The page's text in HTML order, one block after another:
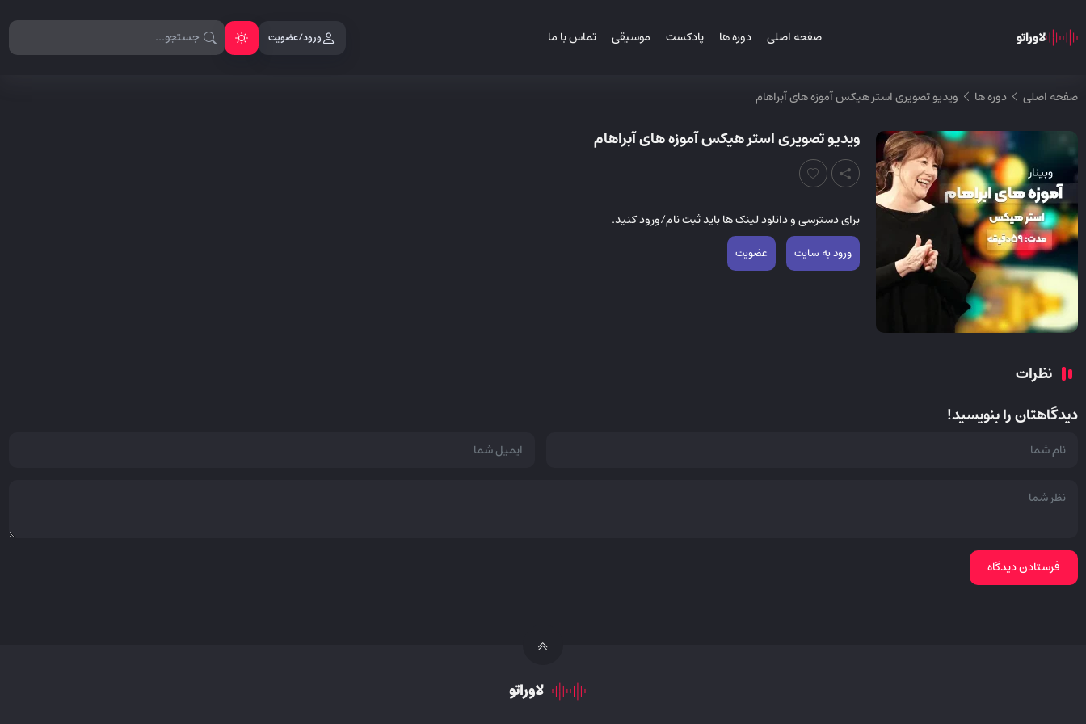
لاوراتو صفحه اصلی دوره ها پادکست موسیقی تماس با ما ورود/عضویت
صفحه اصلی دوره ها ویدیو تصویری استر هیکس آموزه های آبراهام
ویدیو تصویری استر هیکس آموزه های آبراهام
برای دسترسی و دانلود لینک ها باید ثبت نام/ورود کنید.
ورود به سایت عضویت
نظرات
دیدگاهتان را بنویسید!
لاوراتو